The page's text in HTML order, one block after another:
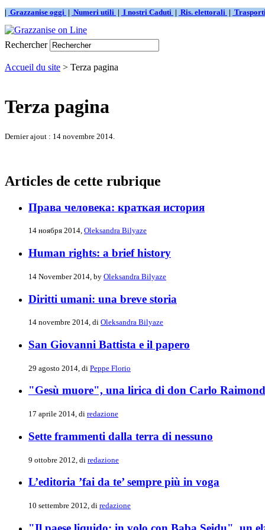
| Grazzanise oggi | Numeri utili | I nostri Caduti | Ris. elettorali |
Rechercher
Accueil du site > Terza pagina
Terza pagina
Dernier ajout : 14 novembre 2014.
Articles de cette rubrique
Права человека: краткая история
14 ноября 2014, Oleksandra Bilyaze
Human rights: a brief history
14 November 2014, by Oleksandra Bilyaze
Diritti umani: una breve storia
14 novembre 2014, di Oleksandra Bilyaze
San Giovanni Battista e il papero
29 agosto 2014, di Peppe Florio
"Gesù muore", una lirica di don Carlo
17 aprile 2014, di redazione
Sette frammenti dalla terra di nessuno
9 ottobre 2012, di redazione
L’editoria ’fai da te’ sempre più in voga
10 settembre 2012, di redazione